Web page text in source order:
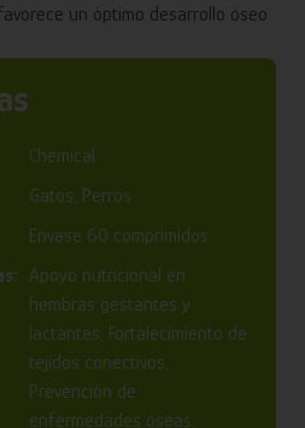
un óptimo desarrollo óseo
Chemical
Gatos, Perros
Envase 60 comprimidos
Apoyo nutricional en
hembras gestantes y
lactantes, Fortalecimiento de
tejidos conectivos,
Prevención de
enfermedades óseas,